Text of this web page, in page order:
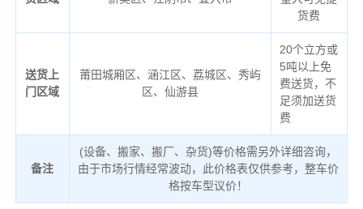
货费
送货上
门区域
莆田城厢区、涵江区、荔城区、秀屿
区、仙游县
20个立方或
5吨以上免
费送货，不
足须加送货
费
备注
(设备、搬家、搬厂、杂货)等价格需另外详细咨询，
由于市场行情经常波动，此价格表仅供参考，整车价
格按车型议价！